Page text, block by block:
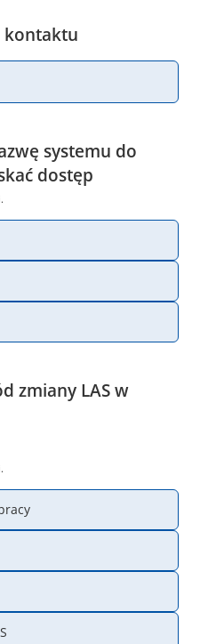
kontaktu
systemu do
dostęp
zmiany LAS w